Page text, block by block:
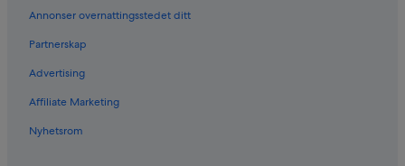
Annonser overnattingsstedet ditt
Partnerskap
Advertising
Affiliate Marketing
Nyhetsrom